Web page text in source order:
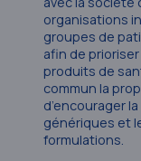
organisations
groupes de
afin de
produits de
commun la
d’encourager
génériques et
formulations.